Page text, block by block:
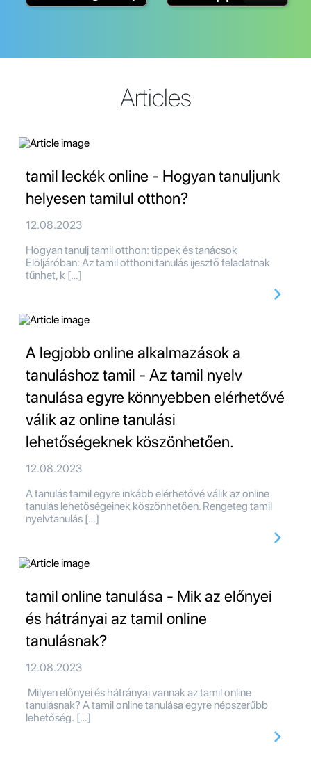
Articles
tamil leckék online - Hogyan tanuljunk
helyesen tamilul otthon?
12.08.2023
Hogyan tanulj tamil otthon: tippek és tanácsok
Elöljáróban: Az tamil otthoni tanulás ijesztő feladatnak
tűnhet, k […]
A legjobb online alkalmazások a
tanuláshoz tamil - Az tamil nyelv
tanulása egyre könnyebben elérhetővé
válik az online tanulási
lehetőségeknek köszönhetően.
12.08.2023
A tanulás tamil egyre inkább elérhetővé válik az online
tanulás lehetőségeinek köszönhetően. Rengeteg tamil
nyelvtanulás […]
tamil online tanulása - Mik az előnyei
és hátrányai az tamil online
tanulásnak?
12.08.2023
Milyen előnyei és hátrányai vannak az tamil online
tanulásnak? A tamil online tanulása egyre népszerűbb
lehetőség. […]